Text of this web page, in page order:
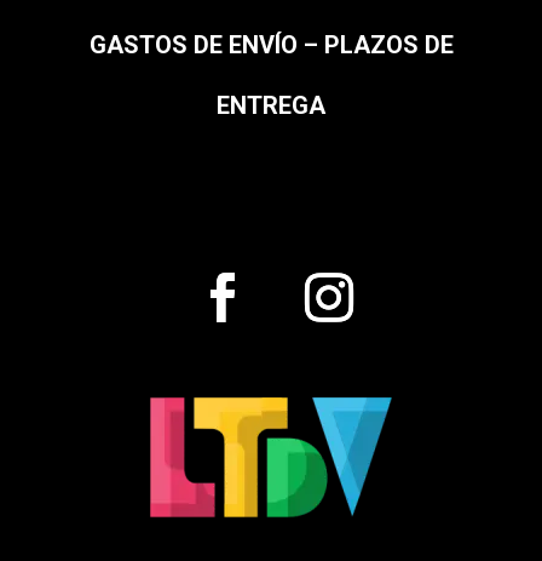
GASTOS DE ENVÍO – PLAZOS DE
ENTREGA